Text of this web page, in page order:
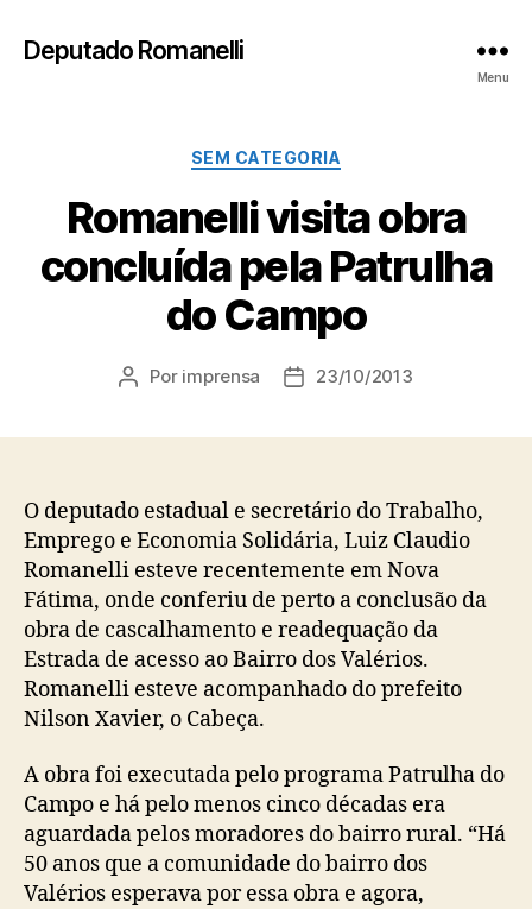
Deputado Romanelli
Menu
Categorias
SEM CATEGORIA
Romanelli visita obra
concluída pela Patrulha
do Campo
Autor
Por imprensa
Data23/10/2013
O deputado estadual e secretário do Trabalho,
Emprego e Economia Solidária, Luiz Claudio
Romanelli esteve recentemente em Nova
Fátima, onde conferiu de perto a conclusão da
obra de cascalhamento e readequação da
Estrada de acesso ao Bairro dos Valérios.
Romanelli esteve acompanhado do prefeito
Nilson Xavier, o Cabeça.
A obra foi executada pelo programa Patrulha do
Campo e há pelo menos cinco décadas era
aguardada pelos moradores do bairro rural. “Há
50 anos que a comunidade do bairro dos
Valérios esperava por essa obra e agora,